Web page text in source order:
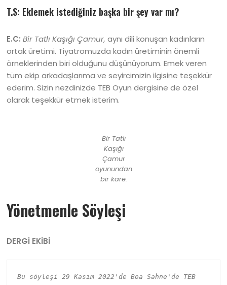
T.S: Eklemek istediğiniz başka bir şey var mı?
E.C: Bir Tatlı Kaşığı Çamur, aynı dili konuşan kadınların
ortak üretimi. Tiyatromuzda kadın üretiminin önemli
örneklerinden biri olduğunu düşünüyorum. Emek veren
tüm ekip arkadaşlarıma ve seyircimizin ilgisine teşekkür
ederim. Sizin nezdinizde TEB Oyun dergisine de özel
olarak teşekkür etmek isterim.
Bir Tatlı
Kaşığı
Çamur
oyunundan
bir kare.
Yönetmenle Söyleşi
DERGİ EKİBİ
Bu söyleşi 29 Kasım 2022'de Boa Sahne'de TEB